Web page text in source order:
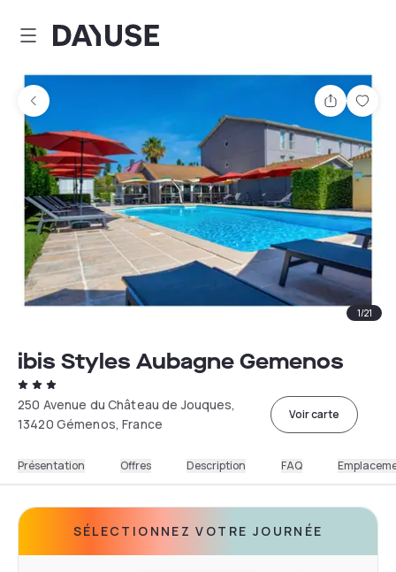
Dayuse
Partager
1/21
ibis Styles Aubagne Gemenos
250 Avenue du Château de Jouques,
13420 Gémenos, France
Voir carte
Présentation Offres Description FAQ
SÉLECTIONNEZ VOTRE JOURNÉE